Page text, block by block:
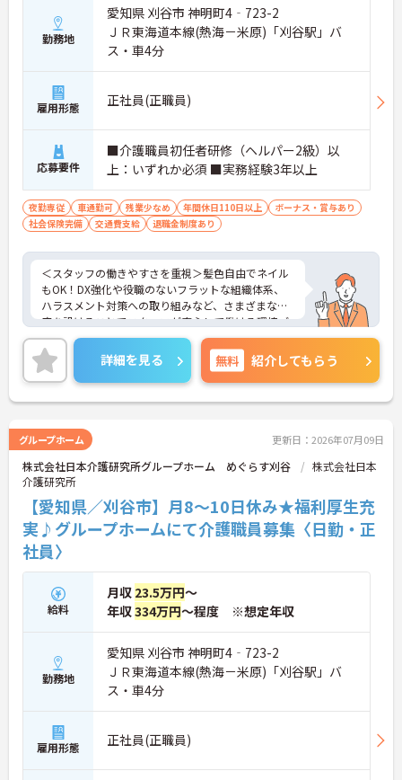
勤務地
愛知県 刈谷市 神明町4‐723-2
ＪＲ東海道本線(熱海－米原)「刈谷駅」バ
ス・車4分
雇用形態 正社員(正職員)
応募要件
■介護職員初任者研修（ヘルパー2級）以
上：いずれか必須 ■実務経験3年以上
夜勤専従 車通勤可 残業少なめ 年間休日110日以上
ボーナス・賞与あり
社会保険完備
交通費支給 退職金制度あり
＜スタッフの働きやすさを重視＞髪色自由でネイル
もOK！DX強化や役職のないフラットな組織体系、
ハラスメント対策への取り組みなど、さまざまな制
度を設けることでスタッフが安心して働ける環境づ
くりに取り組まれています。
＜ライフスタイルに合わせた勤務形態＞夜勤ありの
シフト常勤、日勤専従、夜勤専従といったさまざま
な働き方が設定されている法人です。
＜チームで連携しながらのお仕事＞一人ひとりが主
野は互いで補い合うなど、チームとしてしっかりと
連携を取りながら日々の業務に努められています。
ご興味のある方には、面接対策ポイント等、さらに
詳細をお話ししますのでお気軽にご相談ください！
詳細を見る 無料 紹介してもらう
グループホーム 更新日：2026年07月09日
株式会社日本介護研究所グループホーム めぐらす刈谷
株式会社日本
介護研究所
【愛知県／刈谷市】月8～10日休み★福利厚生充
実♪グループホームにて介護職員募集〈日勤・正
社員〉
給料
月収 23.5万円～
年収334万円～程度 ※想定年収
勤務地
愛知県 刈谷市 神明町4‐723-2
ＪＲ東海道本線(熱海－米原)「刈谷駅」バ
ス・車4分
雇用形態 正社員(正職員)